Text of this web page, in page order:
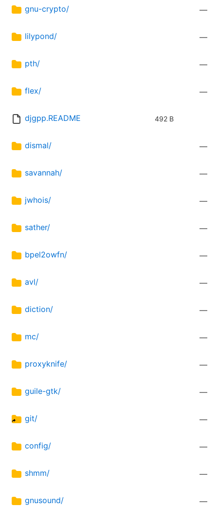
gnu-crypto/ —
lilypond/ —
pth/ —
flex/ —
djgpp.README 492 B
dismal/ —
savannah/ —
jwhois/ —
sather/ —
bpel2owfn/ —
avl/ —
diction/ —
mc/ —
proxyknife/ —
guile-gtk/ —
git/ —
config/ —
shmm/ —
gnusound/ —